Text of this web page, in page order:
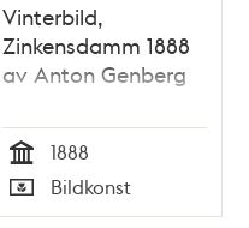
Vinterbild,
Zinkensdamm 1888
av Anton Genberg
Tid
1888
Typ
Bildkonst